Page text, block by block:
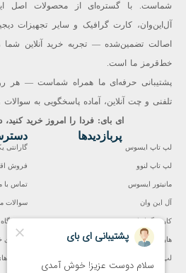
شماست. با گستره‌ای از محصولات اصل
آل‌این‌وان، کارت گرافیک و سایر تجهیزات
اصالت تضمین‌شده — تجربه خرید آنلاین
خط‌قرمز ما است.
پشتیبانی حرفه‌ای ما همراه شماست — هر
تلفنی و چت آنلاین، آماده پاسخگویی به
ای بای: فردا را امروز خرید
پربازدیدها
لپ تاپ ایسوس
لپ تاپ لنوو
مانیتور ایسوس
آل این وان
کارت گرافیک
هارد اینترنال
لپ تاپ تا 20 میلیون
گارانتی
فروش
تماس با
سوالات
فروشگاه eBuy
راهنمای